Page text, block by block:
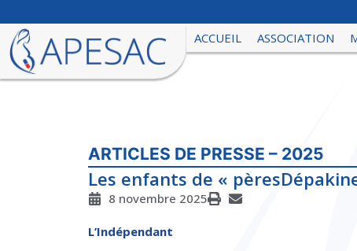
ACCUEIL ASSOCIATION
ARTICLES DE PRESSE – 2025
Les enfants de «
8 novembre 2025
L’Indépendant